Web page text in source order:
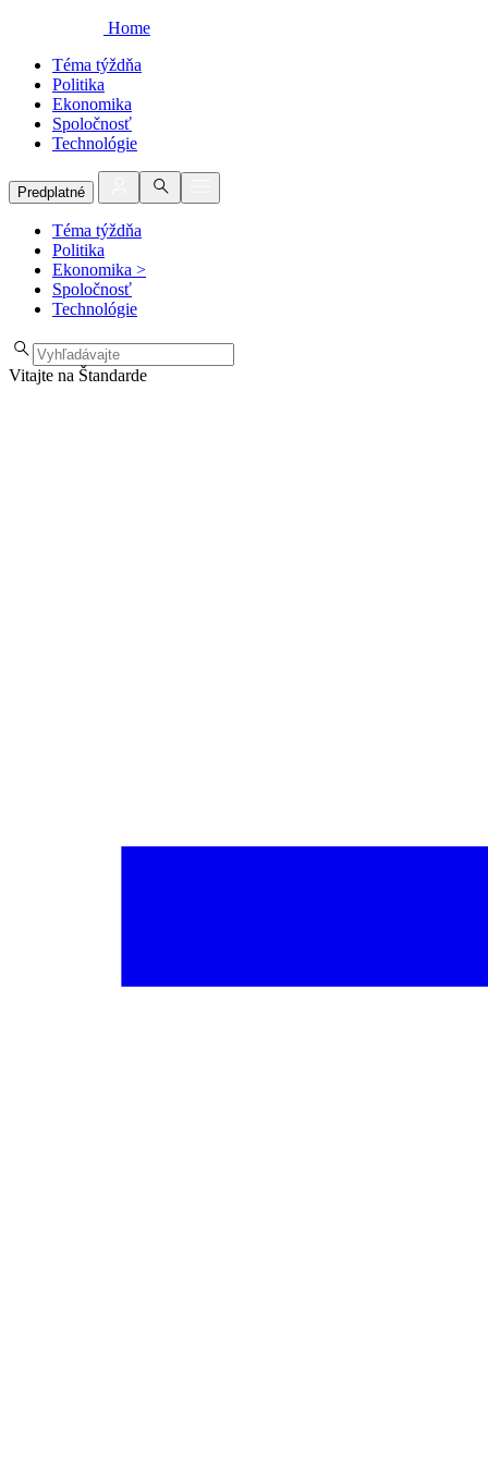
Home
Téma týždňa
Politika
Ekonomika
Spoločnosť
Technológie
Predplatné
Téma týždňa
Politika
Ekonomika >
Spoločnosť
Technológie
Vitajte na Štandarde